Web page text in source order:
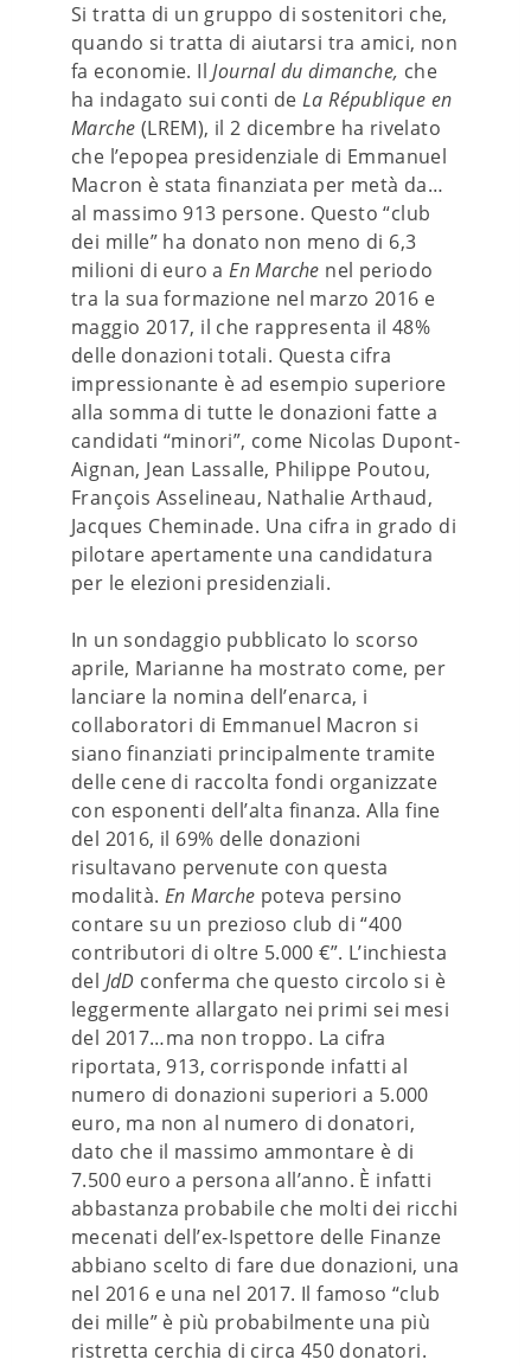
Si tratta di un gruppo di sostenitori che,
quando si tratta di aiutarsi tra amici, non
fa economie. IlJournal du dimanche, che
ha indagato sui conti de La République en
Marche (LREM), il 2 dicembre ha rivelato
che l’epopea presidenziale di Emmanuel
Macron è stata finanziata per metà da…
al massimo 913 persone. Questo “club
dei mille” ha donato non meno di 6,3
milioni di euro aEn Marche nel periodo
tra la sua formazione nel marzo 2016 e
maggio 2017, il che rappresenta il 48%
delle donazioni totali. Questa cifra
impressionante è ad esempio superiore
alla somma di tutte le donazioni fatte a
candidati “minori”, come Nicolas Dupont-
Aignan, Jean Lassalle, Philippe Poutou,
François Asselineau, Nathalie Arthaud,
Jacques Cheminade. Una cifra in grado di
pilotare apertamente una candidatura
per le elezioni presidenziali.
In un sondaggio pubblicato lo scorso
aprile, Marianne ha mostrato come, per
lanciare la nomina dell’enarca, i
collaboratori di Emmanuel Macron si
siano finanziati principalmente tramite
delle cene di raccolta fondi organizzate
con esponenti dell’alta finanza. Alla fine
del 2016, il 69% delle donazioni
risultavano pervenute con questa
modalità. En Marche poteva persino
contare su un prezioso club di “400
contributori di oltre 5.000 €”. L’inchiesta
del JdD conferma che questo circolo si è
leggermente allargato nei primi sei mesi
del 2017…ma non troppo. La cifra
riportata, 913, corrisponde infatti al
numero di donazioni superiori a 5.000
euro, ma non al numero di donatori,
dato che il massimo ammontare è di
7.500 euro a persona all’anno. È infatti
abbastanza probabile che molti dei ricchi
mecenati dell’ex-Ispettore delle Finanze
abbiano scelto di fare due donazioni, una
nel 2016 e una nel 2017. Il famoso “club
dei mille” è più probabilmente una più
ristretta cerchia di circa 450 donatori.